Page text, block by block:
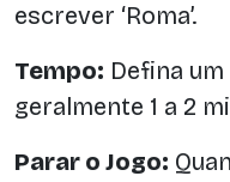
escrever ‘Roma’.
Tempo: Defina
geralmente 1 a 2
Parar o Jogo: